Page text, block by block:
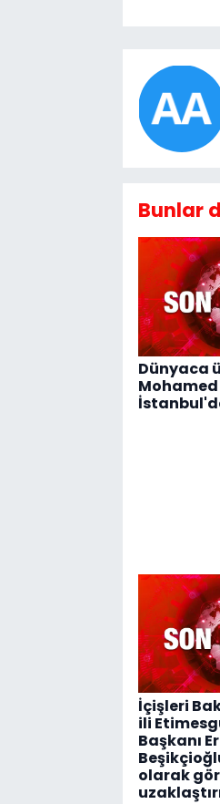
Bunlar
Dünyaca
İçişleri
ili
Başkanı
olarak